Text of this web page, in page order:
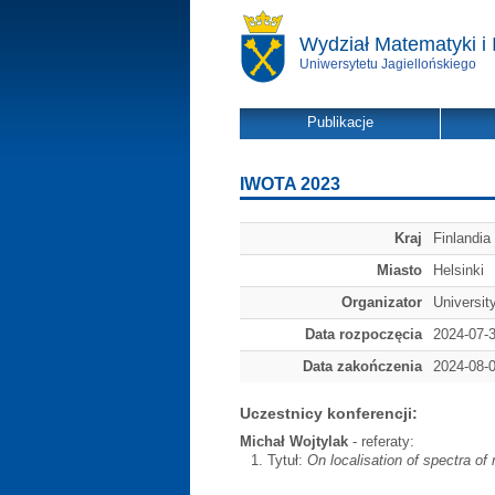
Wydział Matematyki i
Uniwersytetu Jagiellońskiego
Publikacje
IWOTA 2023
Kraj
Finlandia
Miasto
Helsinki
Organizator
Data rozpoczęcia
2024-07-
Data zakończenia
2024-08-
Uczestnicy konferencji:
Michał Wojtylak - referaty:
Tytuł: On localisation of spectra of